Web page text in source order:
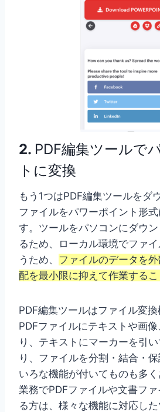
2. PDF編集ツールで
トに変換
もう1つはPDF編集ツールをダ
ファイルをパワーポイント形
す。ツールをパソコンにダウ
るため、ローカル環境でファ
うため、 ファイルのデータを
配を最小限に抑えて作業するこ
PDF編集ツールはファイル変換
PDFファイルにテキストや画
り、テキストにマーカーを引
り、ファイルを分割・結合・
いろな機能が付いてものも多
業務でPDFファイルや文書フ
る方は、様々な機能に対応し